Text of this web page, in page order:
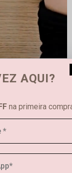
em casa?
e bijuterias?
joia banhada
todos os
AQUI?
na primeira